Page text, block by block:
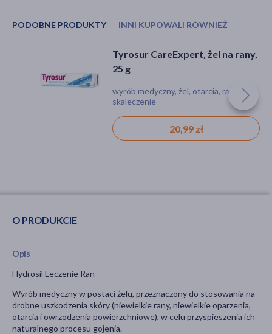
PODOBNE PRODUKTY INNI KUPOWALI RÓWNIEŻ
Tyrosur CareExpert, żel na rany,
25 g
wyrób medyczny, żel, otarcia, rana,
skaleczenie
20,99 zł
Help4Skin Gojenie Ran, żel
przyśpieszający gojenie, 50 g
wyrób medyczny, żel, oparzenie,
otarcia, rana, skaleczenie, zadrapania
31,99 zł
O PRODUKCIE
Opis
Hydrosil Leczenie Ran
Wyrób medyczny w postaci żelu, przeznaczony do stosowania na
drobne uszkodzenia skóry (niewielkie rany, niewielkie oparzenia,
otarcia i owrzodzenia powierzchniowe), w celu przyspieszenia ich
naturalnego procesu gojenia.